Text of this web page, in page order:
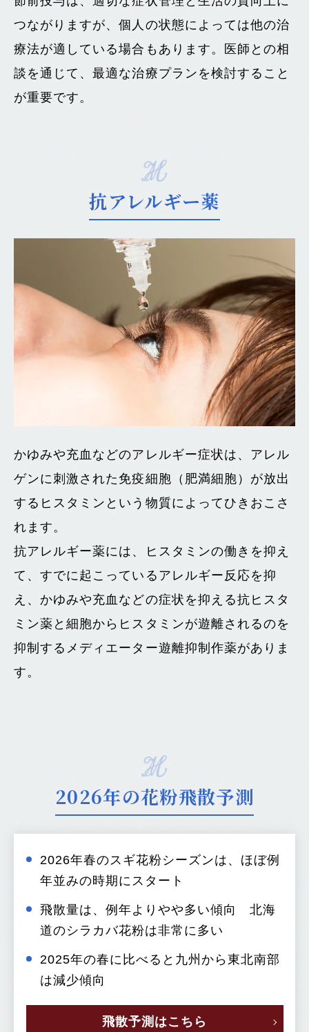
つながりますが、個人の状態によっては他の治
療法が適している場合もあります。医師との相
談を通じて、最適な治療プランを検討すること
が重要です。
抗アレルギー薬
かゆみや充血などのアレルギー症状は、アレル
ゲンに刺激された免疫細胞（肥満細胞）が放出
するヒスタミンという物質によってひきおこさ
れます。
抗アレルギー薬には、ヒスタミンの働きを抑え
て、すでに起こっているアレルギー反応を抑
え、かゆみや充血などの症状を抑える抗ヒスタ
ミン薬と細胞からヒスタミンが遊離されるのを
抑制するメディエーター遊離抑制作薬がありま
す。
2026年の花粉飛散予測
2026年春のスギ花粉シーズンは、ほぼ例
年並みの時期にスタート
飛散量は、例年よりやや多い傾向 北海
道のシラカバ花粉は非常に多い
2025年の春に比べると九州から東北南部
は減少傾向
飛散予測はこちら